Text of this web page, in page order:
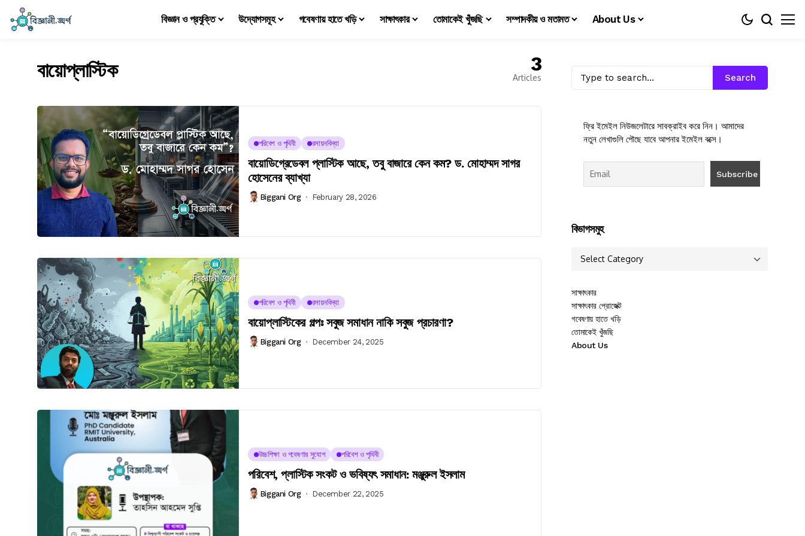
বিজ্ঞান ও প্রযুক্তি উদ্যোগসমূহ গবেষণায় হাতে খড়ি সাক্ষাৎকার তোমাকেই খুঁজছি সম্পাদকীয় ও মতামত About Us
বায়োপ্লাস্টিক 3
Articles
পরিবেশ ও পৃথিবী রসায়নবিদ্যা
বায়োডিগ্রেডেবল প্লাস্টিক আছে, তবু বাজারে কেন কম? ড. মোহাম্মদ সাগর
হোসেনের ব্যাখ্যা
Biggani Org February 28, 2026
পরিবেশ ও পৃথিবী রসায়নবিদ্যা
বায়োপ্লাস্টিকের গল্পঃ সবুজ সমাধান নাকি সবুজ প্রচারণা?
Biggani Org December 24, 2025
উচ্চশিক্ষা ও গবেষণার সুযোগ পরিবেশ ও পৃথিবী
পরিবেশ, প্লাস্টিক সংকট ও ভবিষ্যৎ সমাধান: মঞ্জুরুল ইসলাম
Biggani Org December 22, 2025
Search
ফ্রি ইমেইল নিউজলেটারে সাবক্রাইব করে নিন। আমাদের
নতুন লেখাগুলি পৌছে যাবে আপনার ইমেইল বক্সে।
বিভাগসমুহ
সাক্ষাৎকার
সাক্ষাৎকার প্রোজেক্ট
গবেষণায় হাতে খড়ি
তোমাকেই খুঁজছি
About Us